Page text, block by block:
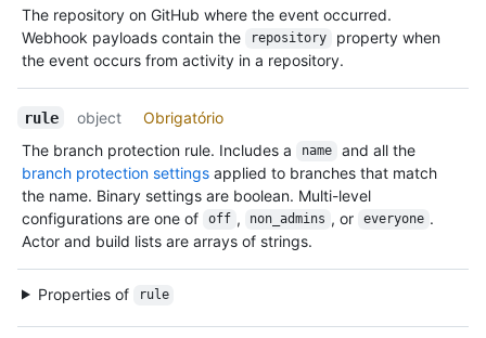
The repository on GitHub where the event occurred.
Webhook payloads contain the
repository
property when
the event occurs from activity in a repository.
rule object
Obrigatório
The branch protection rule. Includes a
name
and all the
branch protection settings applied to branches that match
the name. Binary settings are boolean. Multi-level
configurations are one of
off , non_admins , or everyone .
Actor and build lists are arrays of strings.
Properties of rule